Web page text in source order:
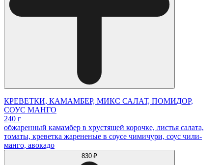
КРЕВЕТКИ, КАМАМБЕР, МИКС САЛАТ, ПОМИДОР,
СОУС МАНГО
240 г
обжаренный камамбер в хрустящей корочке, листья салата,
томаты, креветка жарененые в соусе чимичури, соус чили-
манго, авокадо
830 ₽